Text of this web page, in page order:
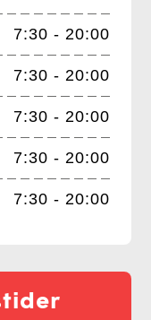
7:30 - 20:00
7:30 - 20:00
7:30 - 20:00
7:30 - 20:00
7:30 - 20:00